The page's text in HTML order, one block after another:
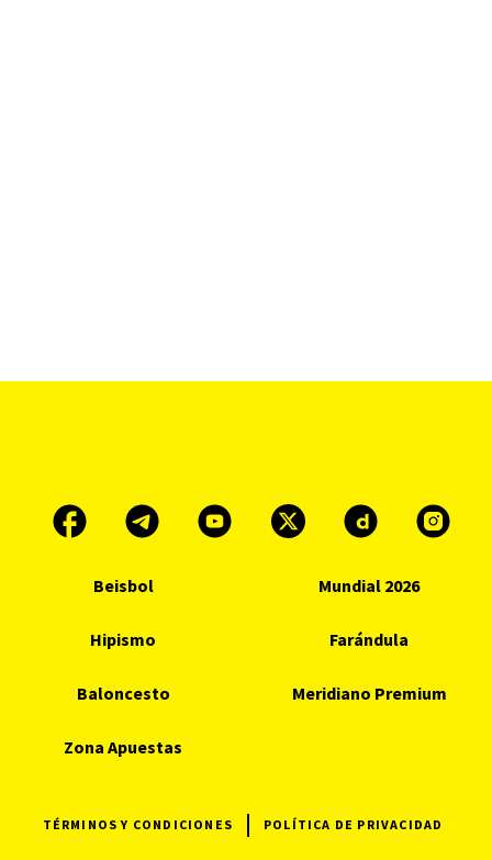
Beisbol Mundial 2026
Hipismo Farándula
Baloncesto Meridiano Premium
Zona Apuestas
TÉRMINOS Y CONDICIONES POLÍTICA DE PRIVACIDAD